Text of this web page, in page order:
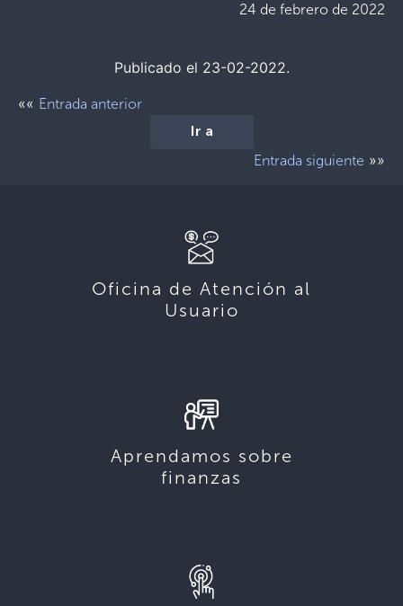
24 de febrero de 2022
Publicado el 23-02-2022.
«« Entrada anterior
Ir a
Entrada siguiente »»
Oficina de Atención al
Usuario
Aprendamos sobre
finanzas